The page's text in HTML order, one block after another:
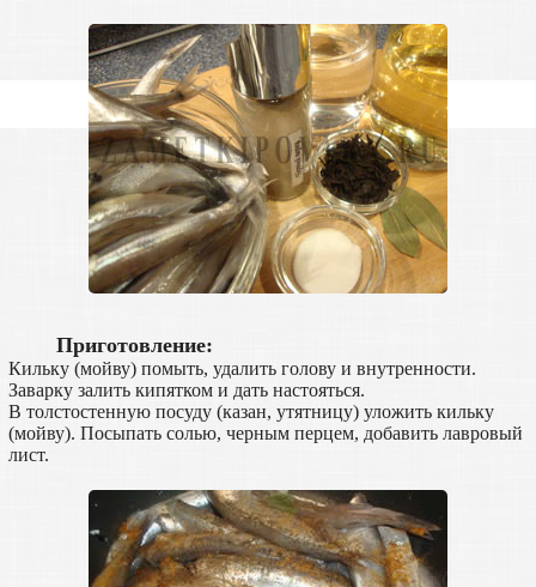
Приготовление:
Кильку (мойву) помыть, удалить голову и внутренности.
Заварку залить кипятком и дать настояться.
В толстостенную посуду (казан, утятницу) уложить кильку
(мойву). Посыпать солью, черным перцем, добавить лавровый
лист.